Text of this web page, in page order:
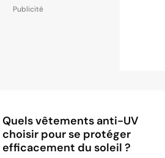
Quels vêtements anti-UV
choisir pour se protéger
efficacement du soleil ?